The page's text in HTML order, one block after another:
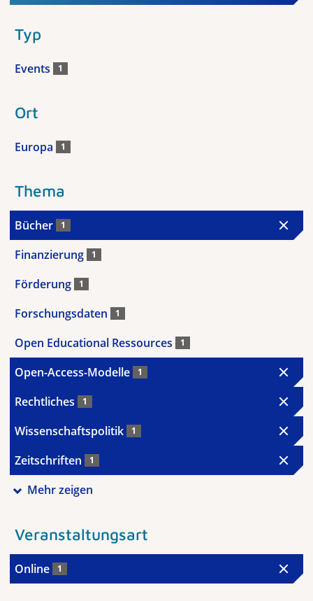
Typ
Events 1
Ort
Europa 1
Thema
Bücher 1
Finanzierung 1
Förderung 1
Forschungsdaten 1
Open Educational Ressources 1
Open-Access-Modelle 1
Rechtliches 1
Wissenschaftspolitik 1
Zeitschriften 1
Mehr zeigen
Veranstaltungsart
Online 1